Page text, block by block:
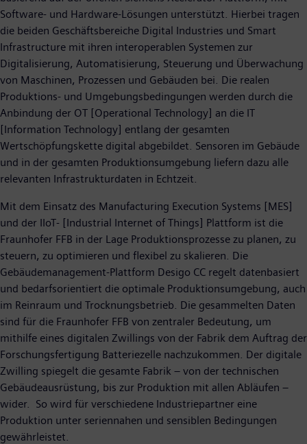
Software- und Hardware-Lösungen unterstützt. Hierbei tragen
die beiden Geschäftsbereiche Digital Industries und Smart
Infrastructure mit ihren interoperablen Systemen zur
Digitalisierung, Automatisierung, Steuerung und Überwachung
von Maschinen, Prozessen und Gebäuden bei. Die realen
Produktions- und Umgebungsbedingungen werden durch die
Anbindung der OT [Operational Technology] an die IT
[Information Technology] entlang der gesamten
Wertschöpfungskette digital abgebildet. Sensoren im Gebäude
und in der gesamten Produktionsumgebung liefern dazu alle
relevanten Infrastrukturdaten in Echtzeit.
Mit dem Einsatz des Manufacturing Execution Systems [MES]
und der IIoT- [Industrial Internet of Things] Plattform ist die
Fraunhofer FFB in der Lage Produktionsprozesse zu planen, zu
steuern, zu optimieren und flexibel zu skalieren. Die
Gebäudemanagement-Plattform Desigo CC regelt datenbasiert
und bedarfsorientiert die optimale Produktionsumgebung, auch
im Reinraum und Trocknungsbetrieb. Die gesammelten Daten
sind für die Fraunhofer FFB von zentraler Bedeutung, um
mithilfe eines digitalen Zwillings von der Fabrik dem Auftrag der
Forschungsfertigung Batteriezelle nachzukommen. Der digitale
Zwilling spiegelt die gesamte Fabrik – von der technischen
Gebäudeausrüstung, bis zur Produktion mit allen Abläufen –
wider. So wird für verschiedene Industriepartner eine
Produktion unter seriennahen und sensiblen Bedingungen
gewährleistet.